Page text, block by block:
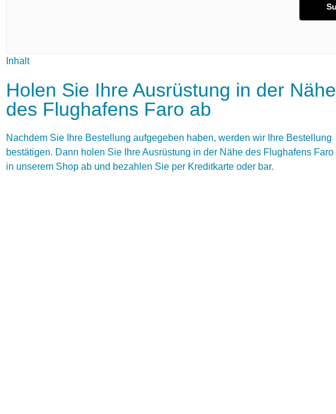
Inhalt
Holen Sie Ihre Ausrüstung in der Nähe
des Flughafens Faro ab
Nachdem Sie Ihre Bestellung aufgegeben haben, werden wir Ihre Bestellung
bestätigen. Dann holen Sie Ihre Ausrüstung in der Nähe des Flughafens Faro
in unserem Shop ab und bezahlen Sie per Kreditkarte oder bar.